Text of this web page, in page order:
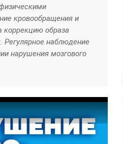
кровообращения и
коррекцию образа
Регулярное наблюдение
нарушения мозгового